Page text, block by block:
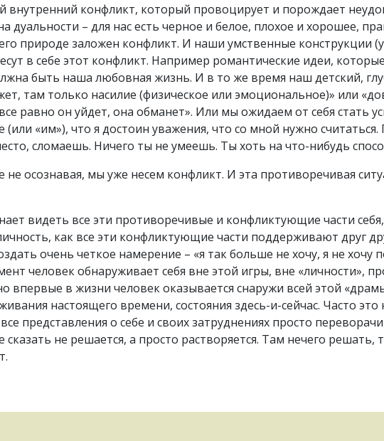
внутренний конфликт, который провоцирует и порождает
– для нас есть черное и белое, плохое и хорошее,
природе заложен конфликт. И наши умственные конструкции
в себе этот конфликт. Например романтические идеи,
быть наша любовная жизнь. И в то же время наш детский,
там только насилие (физическое или эмоциональное)» или
равно он уйдет, она обманет». Или мы ожидаем от себя стать
«им»), что я достоин уважения, что со мной нужно
сломаешь. Ничего ты не умеешь. Ты хоть на что-нибудь
не осознавая, мы уже несем конфликт. И эта противоречивая
видеть все эти противоречивые и конфликтующие части
как все эти конфликтующие части поддерживают друг
очень четкое намерение – «я так больше не хочу, я не хочу
человек обнаруживает себя вне этой игры, вне «личности»,
впервые в жизни человек оказывается снаружи всей этой
настоящего времени, состояния здесь-и-сейчас. Часто это
представления о себе и своих затруднениях просто
не решается, а просто растворяется. Там нечего решать,